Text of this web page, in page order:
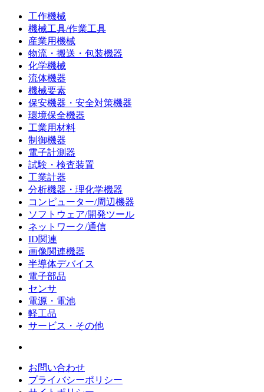
工作機械
機械工具/作業工具
産業用機械
物流・搬送・包装機器
化学機械
流体機器
機械要素
保安機器・安全対策機器
環境保全機器
工業用材料
制御機器
電子計測器
試験・検査装置
工業計器
分析機器・理化学機器
コンピューター/周辺機器
ソフトウェア/開発ツール
ネットワーク/通信
ID関連
画像関連機器
半導体デバイス
電子部品
センサ
電源・電池
軽工品
サービス・その他
お問い合わせ
プライバシーポリシー